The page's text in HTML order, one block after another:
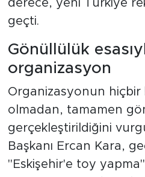
derece, yeni Türkiye
geçti.
Gönüllülük
organizasyon
Organizasyonun hiçbir
olmadan, tamamen
gerçekleştirildiğini
Başkanı Ercan Kara,
"Eskişehir'e toy